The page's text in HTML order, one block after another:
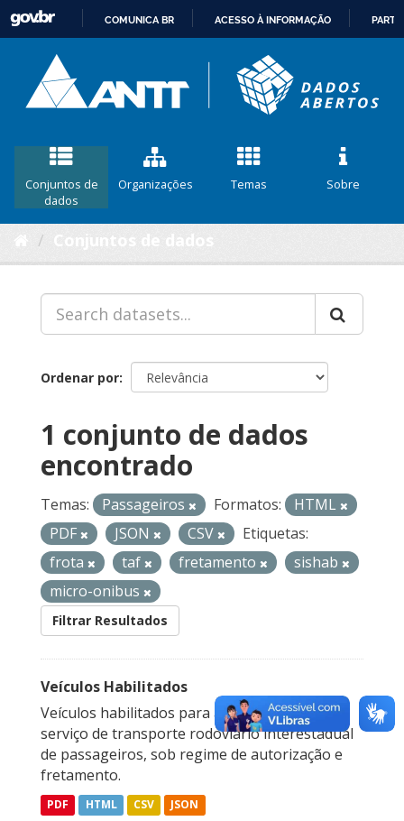
CONTEÚDO
COMUNICA BR ACESSO À INFORMAÇÃO
Conjuntos de
dados
Organizações Temas Sobre
Ordenar por
1 conjunto de dados
encontrado
Temas: Passageiros Formatos:
HTML
PDF
JSON CSV
Etiquetas:
frota
taf fretamento
sishab
micro-onibus
Filtrar Resultados
Veículos Habilitados
Veículos habilitados para a prestação do
serviço de transporte rodoviário interestadual
de passageiros, sob regime de autorização e
fretamento.
PDF HTML CSV JSON